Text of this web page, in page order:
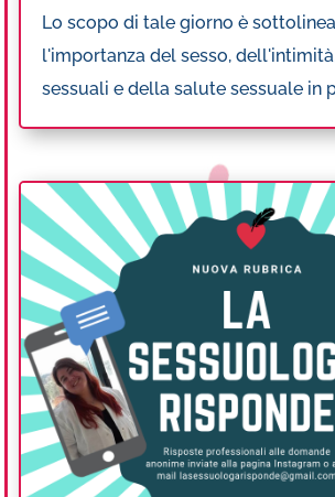
Lo scopo di tale giorno è
l'importanza del sesso,
sessuali e della salute sessuale in